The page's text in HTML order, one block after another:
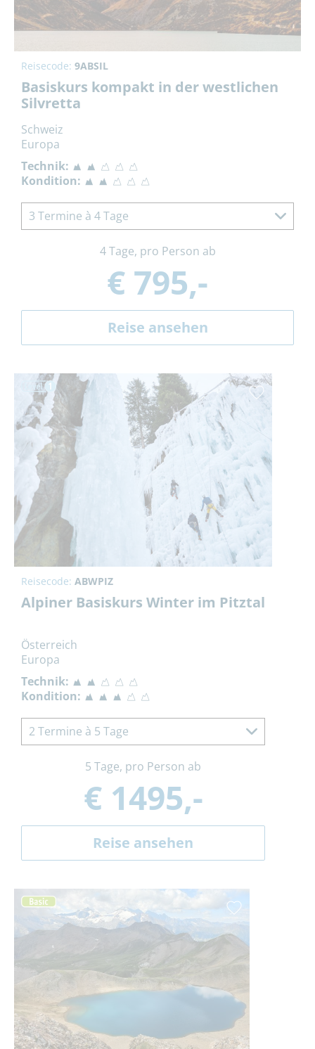
Reisecode: 9ABSIL
Basiskurs kompakt in der westlichen
Silvretta
Schweiz
Europa
Technik:
Kondition:
3 Termine à 4 Tage
4 Tage, pro Person ab
€ 795,-
Reise ansehen
Reisecode: ABWPIZ
Alpiner Basiskurs Winter im Pitztal
Österreich
Europa
Technik:
Kondition:
2 Termine à 5 Tage
5 Tage, pro Person ab
€ 1495,-
Reise ansehen